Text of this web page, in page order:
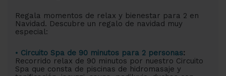
Regala momentos de relax y bienestar para 2 en
Navidad. Descubre un regalo de navidad muy
especial:
• Circuito Spa de 90 minutos para 2 personas:
Recorrido relax de 90 minutos por nuestro Circuito
Spa que consta de piscinas de hidromasaje y